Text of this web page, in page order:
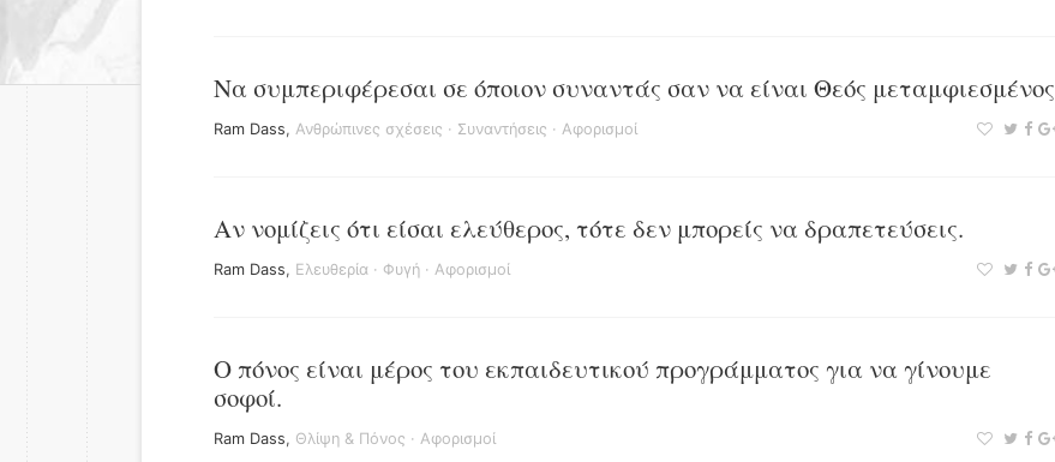
Να συμπεριφέρεσαι σε όποιον συναντάς σαν να είναι Θεός μεταμφιεσμένος
Ram Dass, Ανθρώπινες σχέσεις · Συναντήσεις · Αφορισμοί
Αν νομίζεις ότι είσαι ελεύθερος, τότε δεν μπορείς να δραπετεύσεις.
Ram Dass, Ελευθερία · Φυγή · Αφορισμοί
Ο πόνος είναι μέρος του εκπαιδευτικού προγράμματος για να γίνουμε
σοφοί.
Ram Dass, Θλίψη & Πόνος · Αφορισμοί